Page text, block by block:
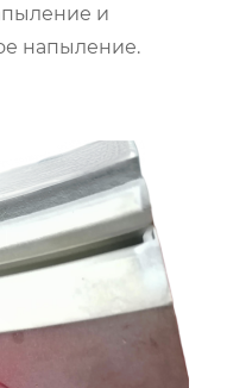
и
напыление.